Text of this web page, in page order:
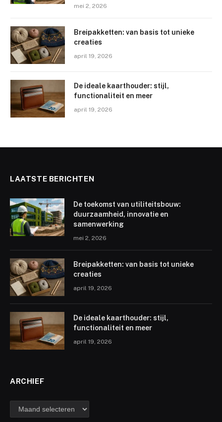
mei 2, 2026
Breipakketten: van basis tot unieke
creaties
april 19, 2026
De ideale kaarthouder: stijl,
functionaliteit en meer
april 19, 2026
LAATSTE BERICHTEN
De toekomst van utiliteitsbouw:
duurzaamheid, innovatie en
samenwerking
mei 2, 2026
Breipakketten: van basis tot unieke
creaties
april 19, 2026
De ideale kaarthouder: stijl,
functionaliteit en meer
april 19, 2026
ARCHIEF
archief